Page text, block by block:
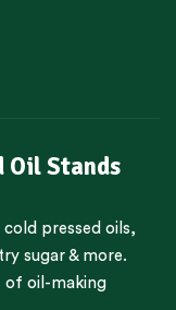
Oil Stands
pressed oils,
sugar & more.
of oil-making